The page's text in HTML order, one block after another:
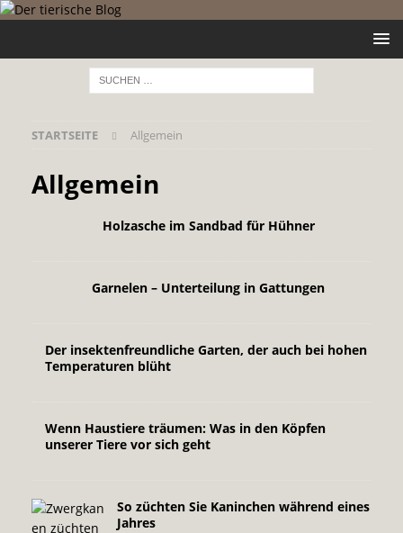
STARTSEITE Allgemein
Allgemein
Holzasche im Sandbad für Hühner
Garnelen – Unterteilung in Gattungen
Der insektenfreundliche Garten, der auch bei hohen
Temperaturen blüht
Wenn Haustiere träumen: Was in den Köpfen
unserer Tiere vor sich geht
So züchten Sie Kaninchen während eines
Jahres